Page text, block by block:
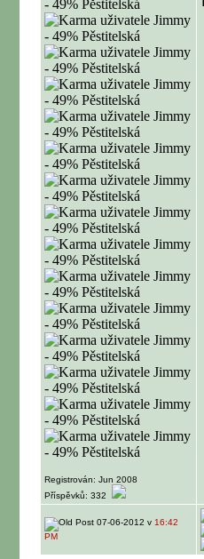
Registrován: Jun 2008
Příspěvků: 332
07-06-2012 v 16:42
PM